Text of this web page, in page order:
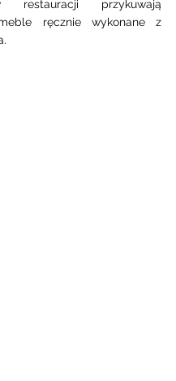
przykuwają
ręcznie wykonane z